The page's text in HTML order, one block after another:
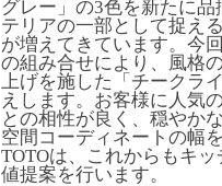
グレー」の3色を新たに
テリアの一部として捉え
が増えてきています。今
の組み合せにより、風格
上げを施した「チークラ
えします。お客様に人気
との相性が良く、穏やか
空間コーディネートの幅
TOTOは、これからもキ
値提案を行います。